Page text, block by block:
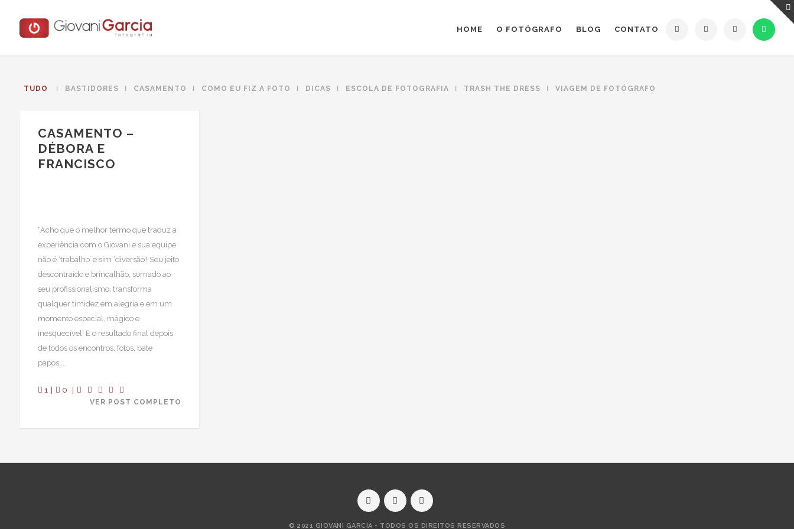
HOME O FOTÓGRAFO BLOG CONTATO
TUDO BASTIDORES CASAMENTO COMO EU FIZ A FOTO DICAS ESCOLA DE FOTOGRAFIA TRASH THE DRESS VIAGEM DE FOTÓGRAFO
CASAMENTO –
DÉBORA E
FRANCISCO
“Acho que o melhor termo que traduz a
experiência com o Giovani e sua equipe
não é ‘trabalho’ e sim ‘diversão’! Seu jeito
descontraído e brincalhão, somado ao
seu profissionalismo, transforma
qualquer timidez em alegria e em um
momento especial, mágico e
inesquecível! E o resultado final depois
de todos os encontros, fotos, bate
papos,...
1 0
VER POST COMPLETO
© 2021 GIOVANI GARCIA - TODOS OS DIREITOS RESERVADOS